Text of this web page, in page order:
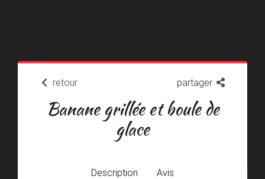
retour partager
Banane grillée et boule de
glace
Description Avis